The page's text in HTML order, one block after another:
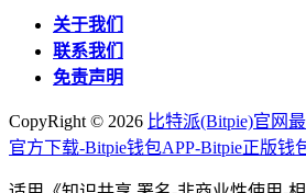
关于我们
联系我们
免责声明
CopyRight © 2026 比特派(Bitpie)官网
官方下载-Bitpie钱包APP-Bitpie正版钱